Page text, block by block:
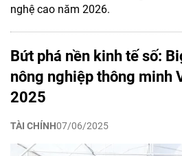
nghệ cao năm 2026.
Bứt phá nền kinh tế số:
nông nghiệp thông minh
2025
TÀI CHÍNH07/06/2025